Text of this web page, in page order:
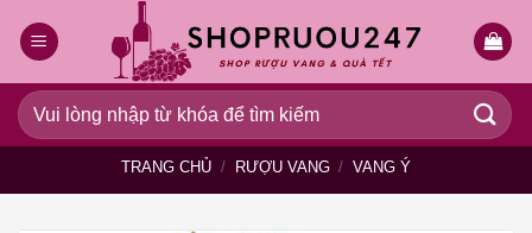
qua
dung
Tìm
kiếm:
TRANG CHỦ / RƯỢU VANG / VANG Ý